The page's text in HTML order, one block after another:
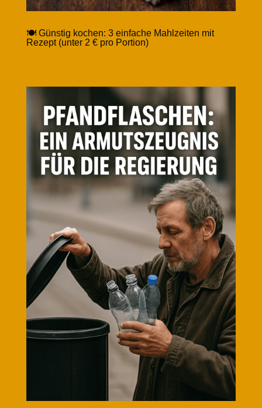
🍽️ Günstig kochen: 3 einfache Mahlzeiten mit
Rezept (unter 2 € pro Portion)